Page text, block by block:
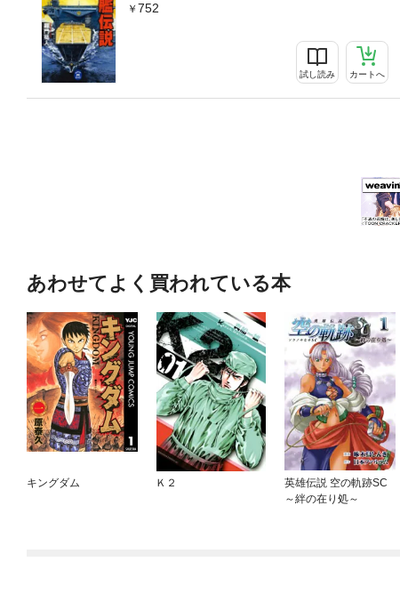
752
試し読み カートへ
あわせてよく買われている本
キングダム Ｋ２
英雄伝説 空の軌跡SC
～絆の在り処～